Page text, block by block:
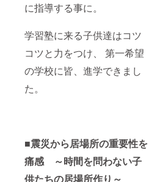
に指導する事に。
学習塾に来る子供達はコツ
コツと力をつけ、 第一希望
の学校に皆、進学できまし
た。
■震災から居場所の重要性を
痛感 ～時間を問わない子
供たちの居場所作り～